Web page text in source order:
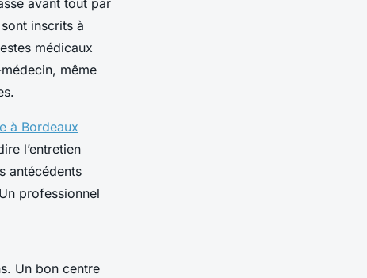
avant tout par
inscrits à
médicaux
même
à Bordeaux
l’entretien
antécédents
professionnel
Un bon centre